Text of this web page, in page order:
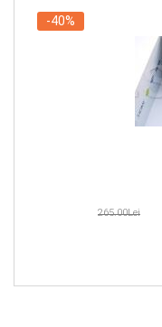
-40%
265.00Lei